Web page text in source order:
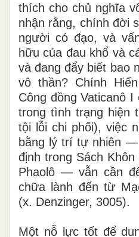
thích cho chủ nghĩa
nhận rằng, chính đời
người có đạo, và
hữu của đau khổ và
và đang đẩy biết bao
vô thần? Chính
Công đồng Vaticanô
trong tình trạng hiện
tội lỗi chi phối), việc
bằng lý trí tự nhiên
định trong Sách
Phaolô — vẫn cần
chữa lành đến từ
(x. Denzinger, 3005).
Một nỗ lực tốt để